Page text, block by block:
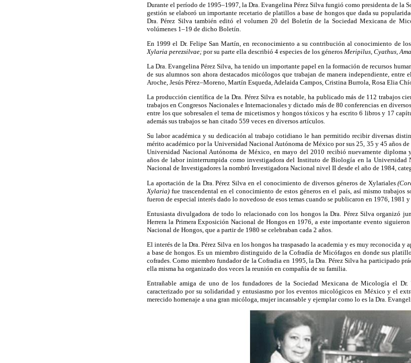
Durante el período de 1995–1997, la Dra. Evangelina Pérez Silva fungió como presidenta de la
gestión se elaboró un importante recetario de platillos a base de hongos que dada su
Dra. Pérez Silva también editó el volumen 20 del Boletín de la Sociedad Mexicana de
volúmenes 1–19 de dicho Boletín.
En 1999 el Dr. Felipe San Martín, en reconocimiento a su contribución al conocimiento de
Xylaria perezsilvae; por su parte ella describió 4 especies de los géneros Meripilus, Cyathus,
La Dra. Evangelina Pérez Silva, ha tenido un importante papel en la formación de recursos
de sus alumnos son ahora destacados micólogos que trabajan de manera independiente,
Aroche, Jesús Pérez–Moreno, Martín Esqueda, Adelaida Campos, Cristina Burrola, Rosa Elia
La producción científica de la Dra. Pérez Silva es notable, ha publicado más de 112 trabajos
trabajos en Congresos Nacionales e Internacionales y dictado más de 80 conferencias en
entre los que sobresalen el tema de micetismos y hongos tóxicos y ha escrito 6 libros y 17
además sus trabajos se han citado 559 veces en diversos artículos.
Su labor académica y su dedicación al trabajo cotidiano le han permitido recibir diversas
mérito académico por la Universidad Nacional Autónoma de México por sus 25, 35 y 45 años
Universidad Nacional Autónoma de México, en mayo del 2010 recibió nuevamente
años de labor ininterrumpida como investigadora del Instituto de Biología en la Universidad
Nacional de Investigadores la nombró Investigadora Nacional nivel II desde el año de 1984,
La aportación de la Dra. Pérez Silva en el conocimiento de diversos géneros de Xylariales
Xylaria) fue trascendental en el conocimiento de estos géneros en el país, así mismo trabajos
fueron de especial interés dado lo novedoso de esos temas cuando se publicaron en 1976, 1981 y
Entusiasta divulgadora de todo lo relacionado con los hongos la Dra. Pérez Silva organizó
Herrera la Primera Exposición Nacional de Hongos en 1976, a este importante evento
Nacional de Hongos, que a partir de 1980 se celebraban cada 2 años.
El interés de la Dra. Pérez Silva en los hongos ha traspasado la academia y es muy reconocida y
a base de hongos. Es un miembro distinguido de la Cofradía de Micófagos en donde sus
cofrades. Como miembro fundador de la Cofradia en 1995, la Dra. Pérez Silva ha participado
ella misma ha organizado dos veces la reunión en compañía de su familia.
Entrañable amiga de uno de los fundadores de la Sociedad Mexicana de Micología el
caracterizado por su solidaridad y entusiasmo por los eventos micológicos en México y el
merecido homenaje a una gran micóloga, mujer incansable y ejemplar como lo es la Dra.